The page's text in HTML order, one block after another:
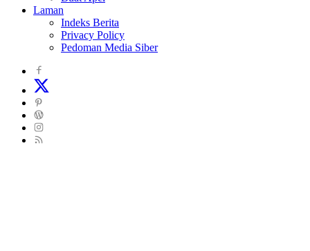
Laman
Indeks Berita
Privacy Policy
Pedoman Media Siber